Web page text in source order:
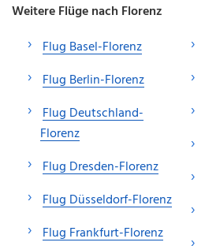
Weitere Flüge nach Florenz
Flug Basel-Florenz
Flug Berlin-Florenz
Flug Deutschland-
Florenz
Flug Dresden-Florenz
Flug Düsseldorf-Florenz
Flug Frankfurt-Florenz